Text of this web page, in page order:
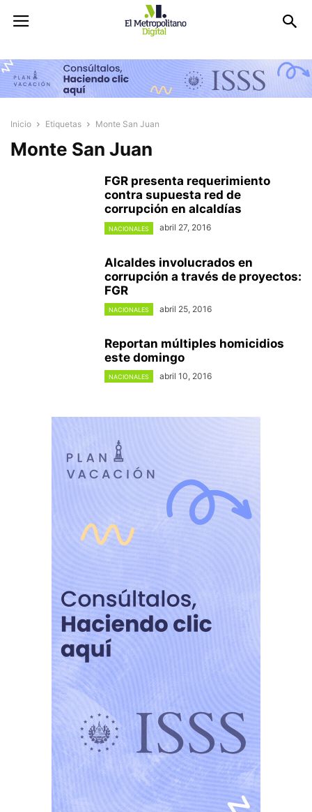
Inicio Etiquetas Monte San Juan
Monte San Juan
FGR presenta requerimiento
contra supuesta red de
corrupción en alcaldías
NACIONALES abril 27, 2016
Alcaldes involucrados en
corrupción a través de proyectos:
FGR
NACIONALES abril 25, 2016
Reportan múltiples homicidios
este domingo
NACIONALES abril 10, 2016